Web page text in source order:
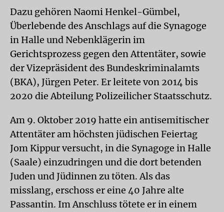
Dazu gehören Naomi Henkel-Gümbel,
Überlebende des Anschlags auf die Synagoge
in Halle und Nebenklägerin im
Gerichtsprozess gegen den Attentäter, sowie
der Vizepräsident des Bundeskriminalamts
(BKA), Jürgen Peter. Er leitete von 2014 bis
2020 die Abteilung Polizeilicher Staatsschutz.
Am 9. Oktober 2019 hatte ein antisemitischer
Attentäter am höchsten jüdischen Feiertag
Jom Kippur versucht, in die Synagoge in Halle
(Saale) einzudringen und die dort betenden
Juden und Jüdinnen zu töten. Als das
misslang, erschoss er eine 40 Jahre alte
Passantin. Im Anschluss tötete er in einem